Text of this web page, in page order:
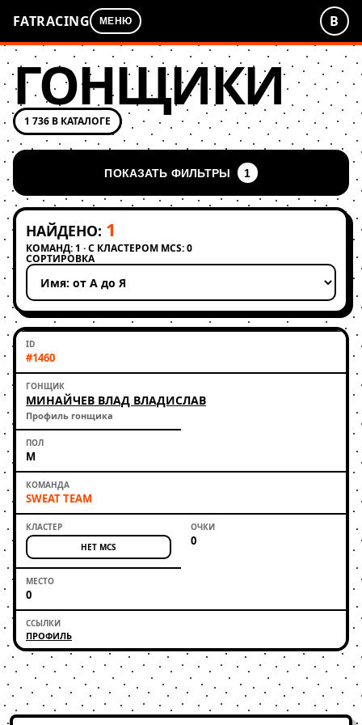
FATRACING МЕНЮ В
ГОНЩИКИ
1 736 В КАТАЛОГЕ
ПОКАЗАТЬ ФИЛЬТРЫ 1
НАЙДЕНО: 1
КОМАНД: 1 · С КЛАСТЕРОМ MCS: 0
СОРТИРОВКА
Применить сортировку
#1460
МИНАЙЧЕВ ВЛАД ВЛАДИСЛАВ
Профиль гонщика
М
SWEAT TEAM
НЕТ MCS 0
0
ПРОФИЛЬ